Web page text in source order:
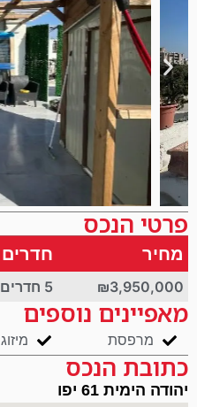
פרטי הנכס
מחיר חדרים
₪3,950,000 5 חדרים
מאפיינים נוספים
מרפסת מיזוג
כתובת הנכס
יהודה הימית 61 יפו